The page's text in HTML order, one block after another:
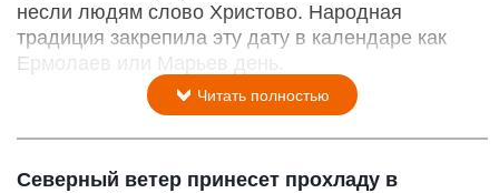
несли людям слово Христово. Народная
традиция закрепила эту дату в календаре как
Ермолаев или Марьев день.
Читать полностью
Северный ветер принесет прохладу в